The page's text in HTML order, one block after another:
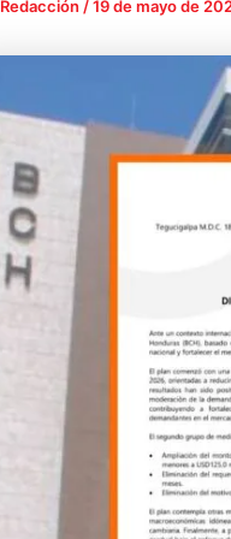
Redacción /19 de mayo de